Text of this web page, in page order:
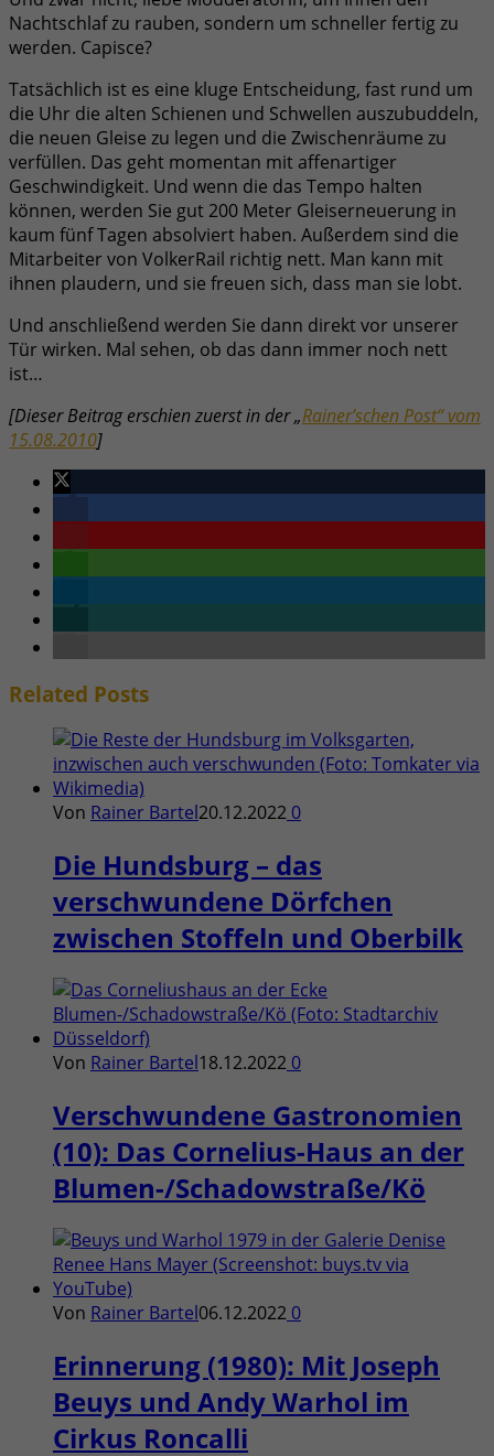
Nachtschlaf zu rauben, sondern um schneller fertig zu
werden. Capisce?
Tatsächlich ist es eine kluge Entscheidung, fast rund um
die Uhr die alten Schienen und Schwellen auszubuddeln,
die neuen Gleise zu legen und die Zwischenräume zu
verfüllen. Das geht momentan mit affenartiger
Geschwindigkeit. Und wenn die das Tempo halten
können, werden Sie gut 200 Meter Gleiserneuerung in
kaum fünf Tagen absolviert haben. Außerdem sind die
Mitarbeiter von VolkerRail richtig nett. Man kann mit
ihnen plaudern, und sie freuen sich, dass man sie lobt.
Und anschließend werden Sie dann direkt vor unserer
Tür wirken. Mal sehen, ob das dann immer noch nett
ist…
[Dieser Beitrag erschien zuerst in der „Rainer’schen Post“ vom
15.08.2010]
Related Posts
Von Rainer Bartel20.12.2022 0
Die Hundsburg – das
verschwundene Dörfchen
zwischen Stoffeln und Oberbilk
Von Rainer Bartel18.12.2022 0
Verschwundene Gastronomien
(10): Das Cornelius-Haus an der
Blumen-/Schadowstraße/Kö
Von Rainer Bartel06.12.2022 0
Erinnerung (1980): Mit Joseph
Beuys und Andy Warhol im
Cirkus Roncalli